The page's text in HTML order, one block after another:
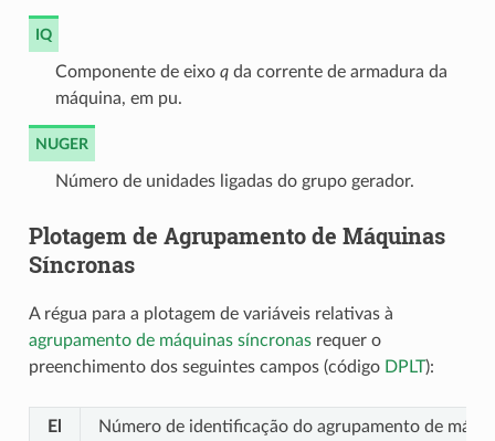
IQ
Componente de eixo qda corrente de armadura da
máquina, em pu.
NUGER
Número de unidades ligadas do grupo gerador.
Plotagem de Agrupamento de Máquinas
Síncronas
A régua para a plotagem de variáveis relativas à
agrupamento de máquinas síncronasrequer o
preenchimento dos seguintes campos (código DPLT):
El Número de identificação do agrupamento de